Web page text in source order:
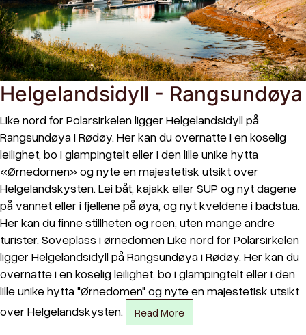
Helgelandsidyll - Rangsundøya
Like nord for Polarsirkelen ligger Helgelandsidyll på
Rangsundøya i Rødøy. Her kan du overnatte i en koselig
leilighet, bo i glampingtelt eller i den lille unike hytta
«Ørnedomen» og nyte en majestetisk utsikt over
Helgelandskysten. Lei båt, kajakk eller SUP og nyt dagene
på vannet eller i fjellene på øya, og nyt kveldene i badstua.
Her kan du finne stillheten og roen, uten mange andre
turister. Soveplass i ørnedomen Like nord for Polarsirkelen
ligger Helgelandsidyll på Rangsundøya i Rødøy. Her kan du
overnatte i en koselig leilighet, bo i glampingtelt eller i den
lille unike hytta "Ørnedomen" og nyte en majestetisk utsikt
over Helgelandskysten.
Read More